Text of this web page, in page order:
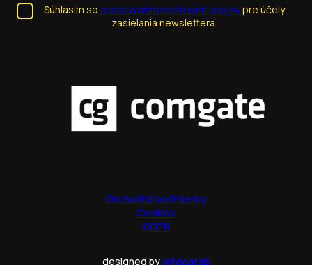
Súhlasím so spracúvaním osobných údajovpre účely
zasielania newslettera.
Obchodné podmienky
Cookies
GDPR
designed bywildcards